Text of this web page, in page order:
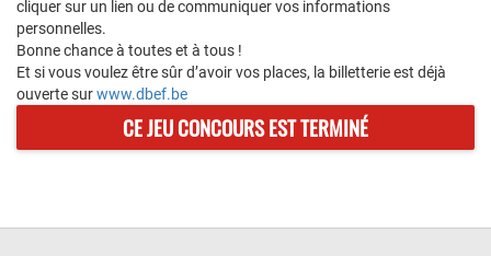
cliquer sur un lien ou de communiquer vos informations
personnelles.
Bonne chance à toutes et à tous !
Et si vous voulez être sûr d’avoir vos places, la billetterie est déjà
ouverte surwww.dbef.be